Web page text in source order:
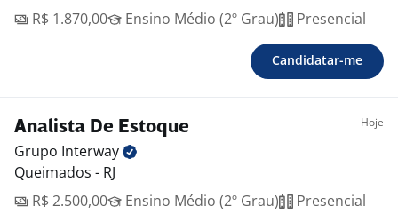
R$ 1.870,00
Ensino Médio (2º Grau) Presencial
Candidatar-me
Analista De Estoque Hoje
Grupo Interway
Queimados - RJ
R$ 2.500,00
Ensino Médio (2º Grau) Presencial